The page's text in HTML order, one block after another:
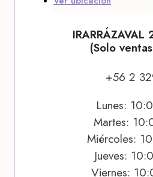
(Solo
+56 2
Lunes:
Martes:
Miércoles:
Jueves:
Viernes: